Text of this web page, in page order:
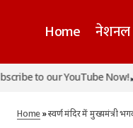
Home नेशनल
सीएम धामी के 5 साल पूरे:
अब सबसे लंबे कार्यकाल
our YouTube Now!
Home»स्वर्ण मंदिर में मुख्यमंत्री